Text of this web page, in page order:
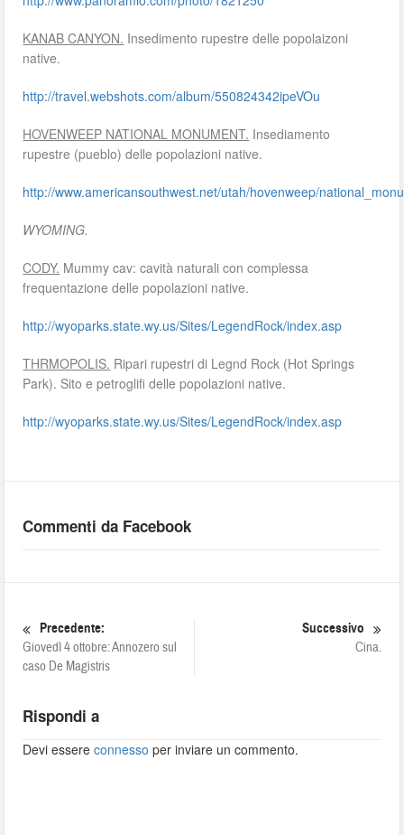
KANAB CANYON. Insedimento rupestre delle popolaizoni
native.
http://travel.webshots.com/album/550824342ipeVOu
HOVENWEEP NATIONAL MONUMENT. Insediamento
rupestre (pueblo) delle popolazioni native.
http://www.americansouthwest.net/utah/hovenweep/
WYOMING.
CODY. Mummy cav: cavità naturali con complessa
frequentazione delle popolazioni native.
http://wyoparks.state.wy.us/Sites/LegendRock/index.asp
THRMOPOLIS. Ripari rupestri di Legnd Rock (Hot Springs
Park). Sito e petroglifi delle popolazioni native.
http://wyoparks.state.wy.us/Sites/LegendRock/index.asp
Commenti da Facebook
Precedente:
Giovedì 4 ottobre: Annozero sul
caso De Magistris
Successivo
Cina.
Rispondi a
Devi essereconnesso per inviare un commento.